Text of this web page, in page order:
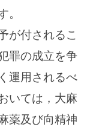
。
が付されるこ
罪の成立を争
運用されるべ
いては，大麻
薬及び向精神